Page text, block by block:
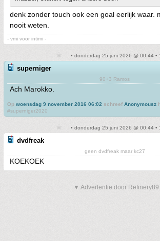
denk zonder touch ook een goal eerlijk waar.
nooit weten.
- vmi voor intimi -
• donderdag 25 juni 2026 @ 00:44 •
superniger
90+3 Ramos
Ach Marokko.
Op woensdag 9 november 2016 06:02 schreef Anonymousz
#superniger2020
• donderdag 25 juni 2026 @ 00:44 •
dvdfreak
geen dvdfreak maar kc27
KOEKOEK
▼ Advertentie door Refinery89